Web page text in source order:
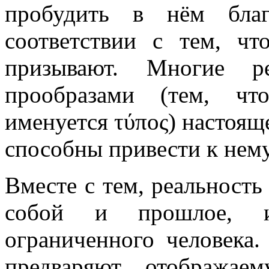
пробудить в нём
соответствии с тем,
призывают. Многие
прообразами (тем,
именуется τύπος)
способны привести к
Вместе с тем,
собой и прошлое,
ограниченного